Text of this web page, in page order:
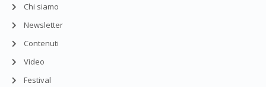
Chi siamo
Newsletter
Contenuti
Video
Festival